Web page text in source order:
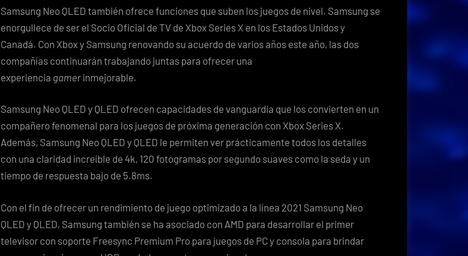
Samsung Neo QLED también ofrece funciones que suben los juegos de nivel. Samsung se
enorgullece de ser el Socio Oficial de TV de Xbox Series X en los Estados Unidos y
Canadá. Con Xbox y Samsung renovando su acuerdo de varios años este año, las dos
compañías continuarán trabajando juntas para ofrecer una
experiencia gamerinmejorable.
Samsung Neo QLED y QLED ofrecen capacidades de vanguardia que los convierten en un
compañero fenomenal para los juegos de próxima generación con Xbox Series X.
Además, Samsung Neo QLED y QLED le permiten ver prácticamente todos los detalles
con una claridad increíble de 4k, 120 fotogramas por segundo suaves como la seda y un
tiempo de respuesta bajo de 5.8ms.
Con el fin de ofrecer un rendimiento de juego optimizado a la línea 2021 Samsung Neo
QLED y QLED, Samsung también se ha asociado con AMD para desarrollar el primer
televisor con soporte Freesync Premium Pro para juegos de PC y consola para brindar